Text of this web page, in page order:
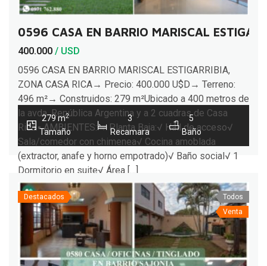
0596 CASA EN BARRIO MARISCAL
400.000 / USD
0596 CASA EN BARRIO MARISCAL ESTIGARRIBIA,
ZONA CASA RICA→ Precio: 400.000 U$D→ Terreno:
496 m²→ Construidos: 279 m²Ubicado a 400 metros de
la avda. República Argentina y a 2 cuadras de Casa
Rica.▪︎ AMBIENTES:→ Planta Baja:√ Hall de acceso√
Sala/comedor con chimenea√ Cocina amoblada
(extractor, anafe y horno empotrado)√ Baño social√ 1
Dormitorio en suite√ Área […]
279 m2
Tamaño
3
Recamara
5
Baño
Destacados
Todos
Venta